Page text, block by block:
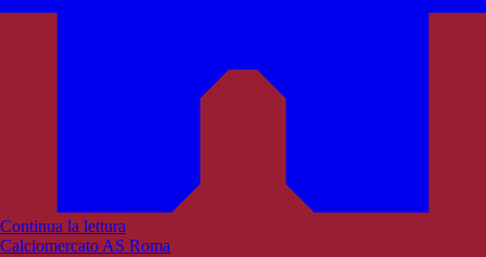
Continua la lettura
Calciomercato AS Roma